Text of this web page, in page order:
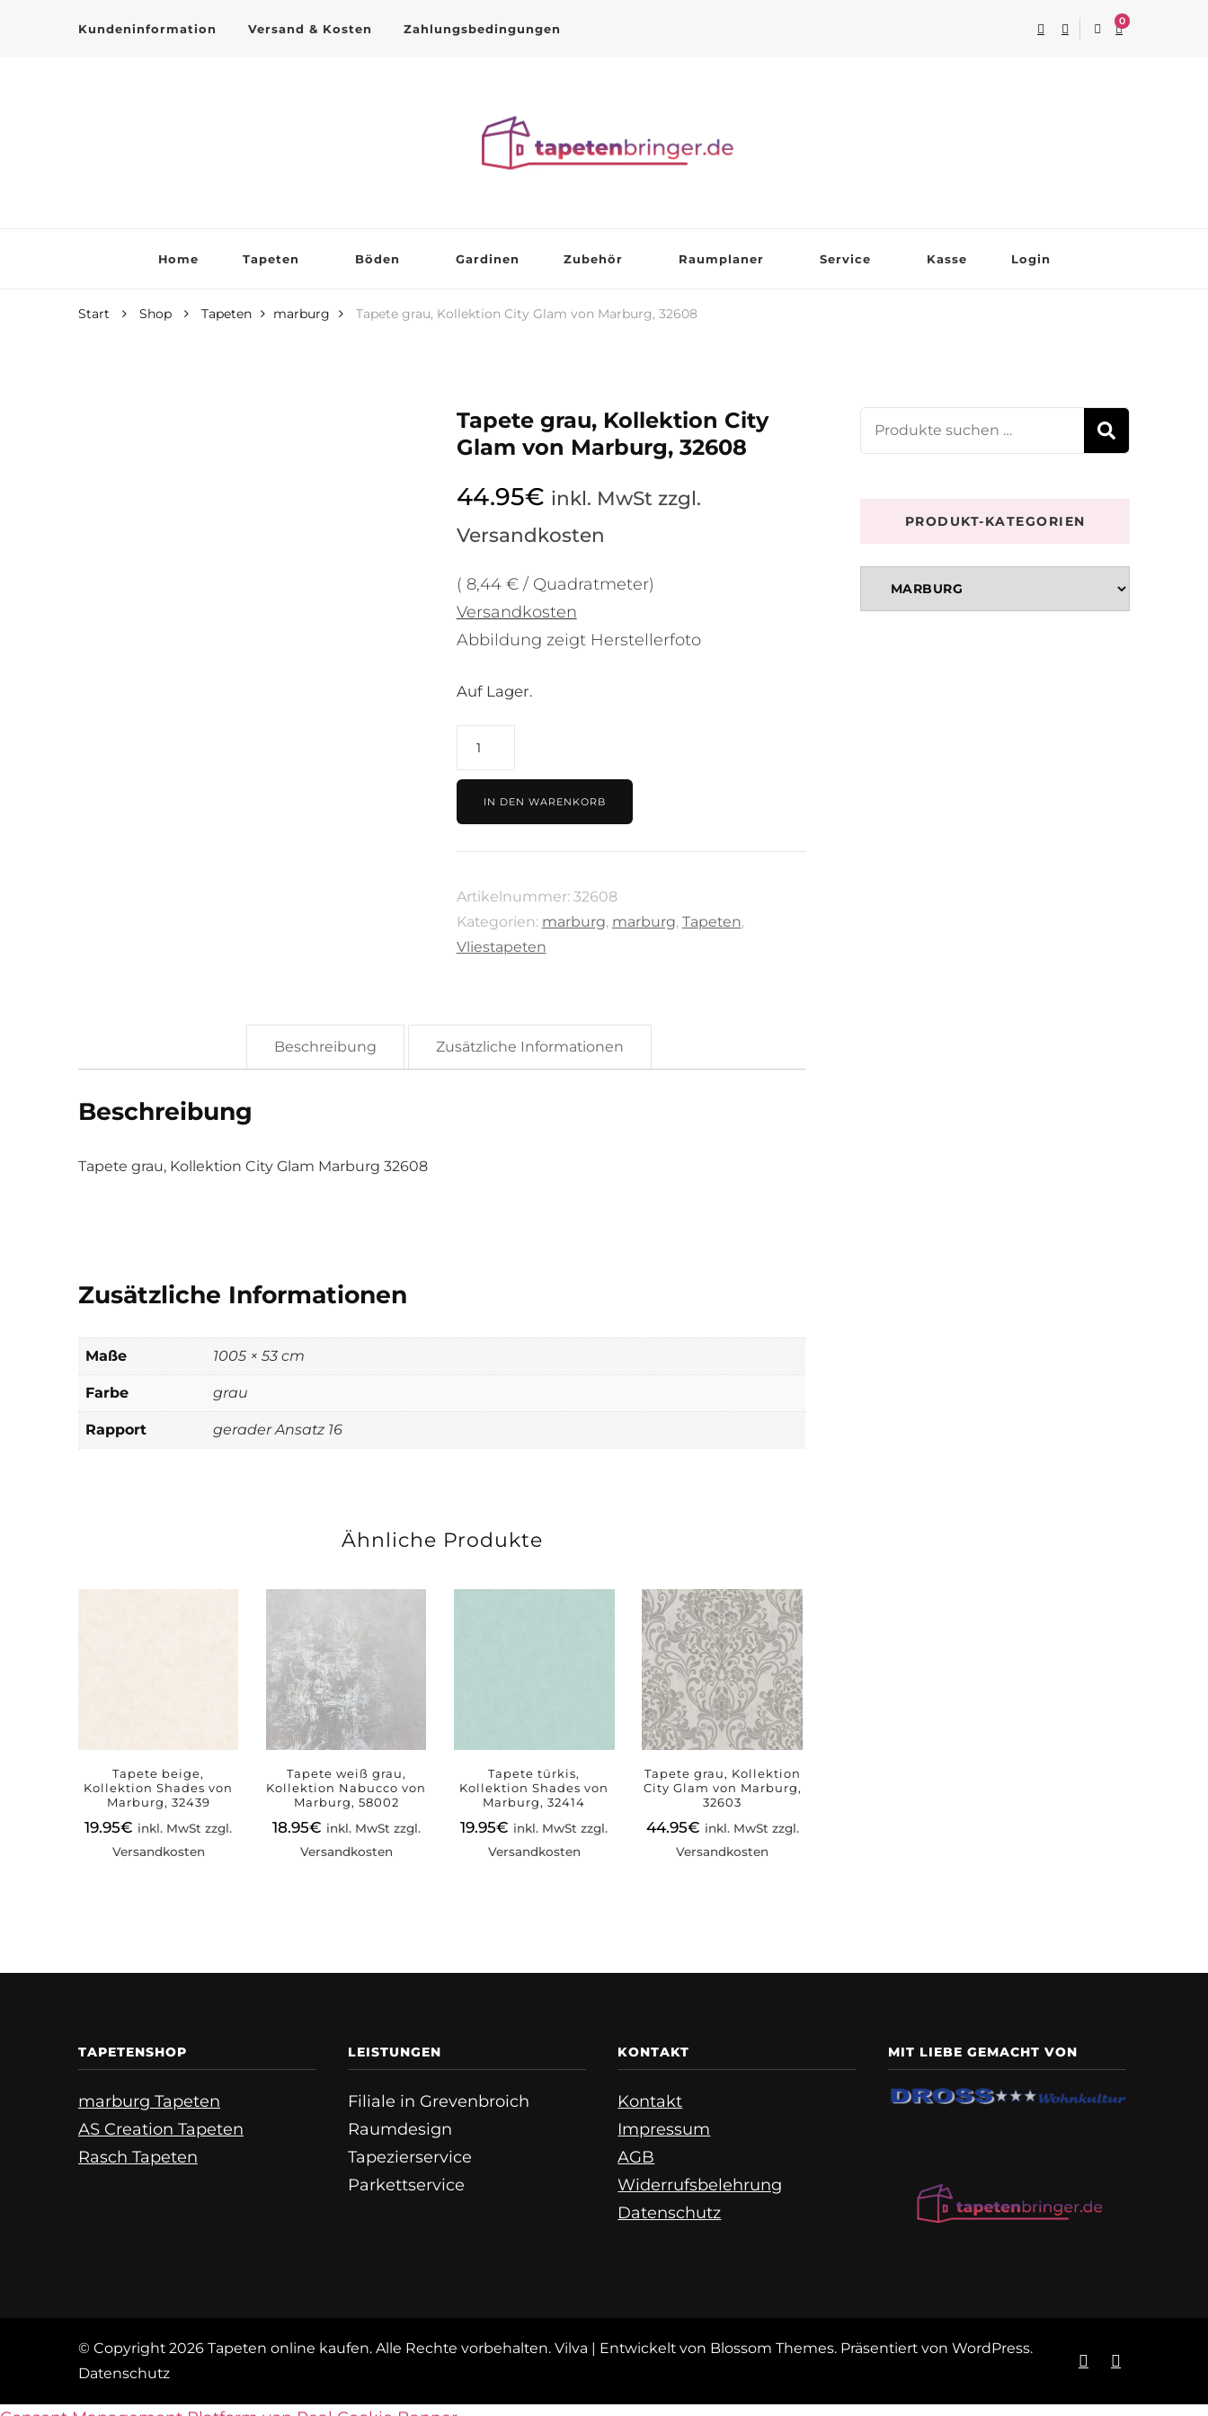
Kundeninformation Versand & Kosten Zahlungsbedingungen
0
Home Tapeten Böden Gardinen Zubehör Raumplaner Service Kasse Login
Start Shop Tapeten marburg Tapete grau, Kollektion City Glam von Marburg, 32608
Tapete grau, Kollektion City
Glam von Marburg, 32608
44.95€ inkl. MwSt zzgl.
Versandkosten
( 8,44 € / Quadratmeter)
Versandkosten
Abbildung zeigt Herstellerfoto
Auf Lager.
Tapete
grau,
Kollektion
City
Glam
Marburg,
32608
Menge
IN DEN WARENKORB
Artikelnummer: 32608
Kategorien: marburg, marburg, Tapeten,
Vliestapeten
Beschreibung Zusätzliche Informationen
Beschreibung
Tapete grau, Kollektion City Glam Marburg 32608
Zusätzliche Informationen
Maße 1005 × 53 cm
Farbe grau
Rapport gerader Ansatz 16
Ähnliche Produkte
Tapete beige,
Kollektion Shades von
Marburg, 32439
19.95€ inkl. MwSt zzgl.
Versandkosten
Tapete weiß grau,
Kollektion Nabucco von
Marburg, 58002
18.95€ inkl. MwSt zzgl.
Versandkosten
Tapete türkis,
Kollektion Shades von
Marburg, 32414
19.95€ inkl. MwSt zzgl.
Versandkosten
Tapete grau, Kollektion
City Glam von Marburg,
32603
44.95€ inkl. MwSt zzgl.
Versandkosten
Suchen
nach:
PRODUKT-KATEGORIEN
TAPETENSHOP
marburg Tapeten
AS Creation Tapeten
Rasch Tapeten
LEISTUNGEN
Filiale in Grevenbroich
Raumdesign
Tapezierservice
Parkettservice
KONTAKT
Kontakt
Impressum
AGB
Widerrufsbelehrung
Datenschutz
MIT LIEBE GEMACHT VON
© Copyright 2026 Tapeten online kaufen. Alle Rechte vorbehalten. Vilva | Entwickelt von Blossom Themes. Präsentiert von WordPress.
Datenschutz